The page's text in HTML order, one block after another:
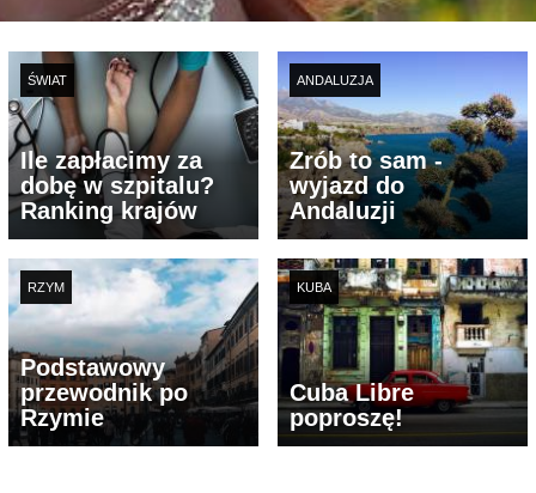
ŚWIAT
Ile zapłacimy za
dobę w szpitalu?
Ranking krajów
ANDALUZJA
Zrób to sam -
wyjazd do
Andaluzji
RZYM
Podstawowy
przewodnik po
Rzymie
KUBA
Cuba Libre
poproszę!